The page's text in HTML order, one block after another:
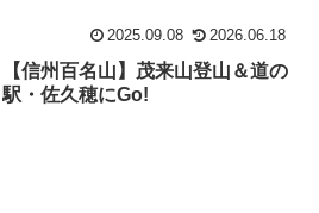
2025.09.08 2026.06.18
【信州百名山】茂来山登山＆道の
駅・佐久穂にGo!